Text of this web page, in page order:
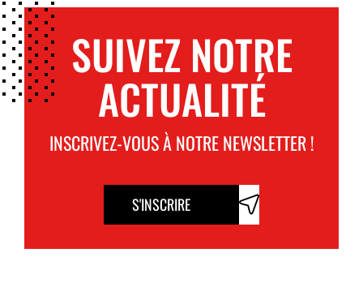
SUIVEZ NOTRE
ACTUALITÉ
INSCRIVEZ-VOUS À NOTRE NEWSLETTER !
S'INSCRIRE